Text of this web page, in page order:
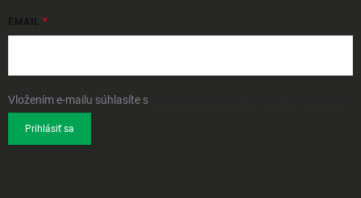
EMAIL
Vložením e-mailu súhlasíte s
Prihlásiť sa